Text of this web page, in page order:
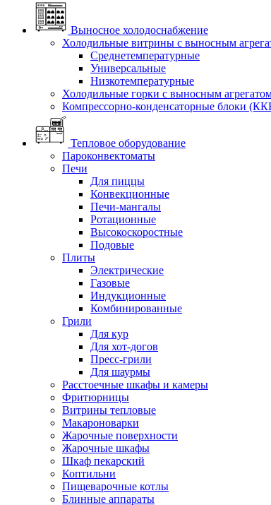
Выносное холодоснабжение
Холодильные витрины с выносным
Среднетемпературные
Универсальные
Низкотемпературные
Холодильные горки с выносным
Компрессорно-конденсаторные блоки
Тепловое оборудование
Пароконвектоматы
Печи
Для пиццы
Конвекционные
Печи-мангалы
Ротационные
Высокоскоростные
Подовые
Плиты
Электрические
Газовые
Индукционные
Комбинированные
Грили
Для кур
Для хот-догов
Пресс-грили
Для шаурмы
Расстоечные шкафы и камеры
Фритюрницы
Витрины тепловые
Макароноварки
Жарочные поверхности
Жарочные шкафы
Шкаф пекарский
Коптильни
Пищеварочные котлы
Блинные аппараты